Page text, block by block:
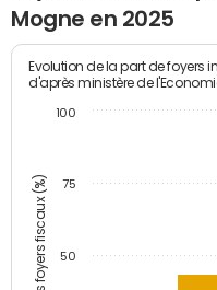
Mogne en 2025
Part des foyers fiscaux (%)
Evolution de la part de foyers
d'après ministère de
50
75
100